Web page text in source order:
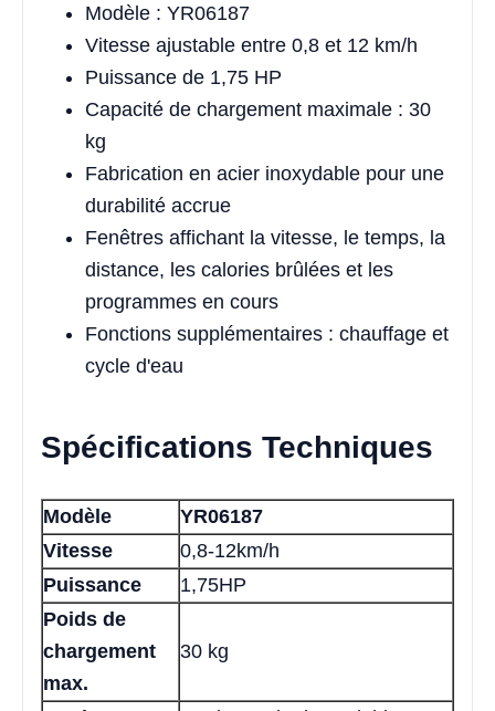
Modèle : YR06187
Vitesse ajustable entre 0,8 et 12 km/h
Puissance de 1,75 HP
Capacité de chargement maximale : 30
kg
Fabrication en acier inoxydable pour une
durabilité accrue
Fenêtres affichant la vitesse, le temps, la
distance, les calories brûlées et les
programmes en cours
Fonctions supplémentaires : chauffage et
cycle d'eau
Spécifications Techniques
Modèle
YR06187
Vitesse
0,8-12km/h
Puissance
1,75HP
Poids de
chargement
max.
30 kg